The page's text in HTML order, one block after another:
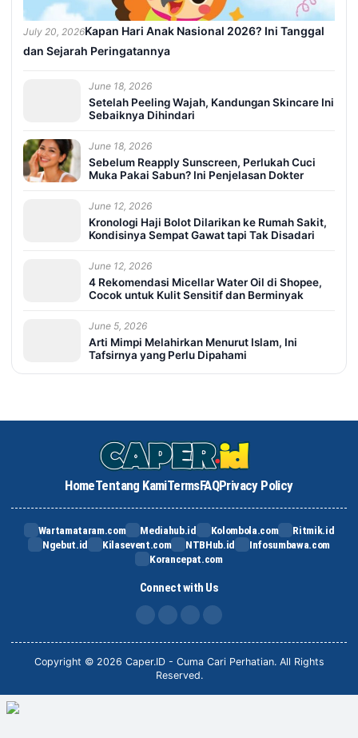
July 20, 2026Kapan Hari Anak Nasional 2026? Ini Tanggal
dan Sejarah Peringatannya
June 18, 2026
Setelah Peeling Wajah, Kandungan Skincare Ini
Sebaiknya Dihindari
June 18, 2026
Sebelum Reapply Sunscreen, Perlukah Cuci
Muka Pakai Sabun? Ini Penjelasan Dokter
June 12, 2026
Kronologi Haji Bolot Dilarikan ke Rumah Sakit,
Kondisinya Sempat Gawat tapi Tak Disadari
June 12, 2026
4 Rekomendasi Micellar Water Oil di Shopee,
Cocok untuk Kulit Sensitif dan Berminyak
June 5, 2026
Arti Mimpi Melahirkan Menurut Islam, Ini
Tafsirnya yang Perlu Dipahami
HomeTentang KamiTermsFAQPrivacy Policy
Wartamataram.com Mediahub.id Kolombola.com
Ritmik.id
Ngebut.id
Kilasevent.com NTBHub.id
Infosumbawa.com
Korancepat.com
Connect with Us
FB IG TikTok
Copyright © 2026 Caper.ID - Cuma Cari Perhatian. All Rights
Reserved.